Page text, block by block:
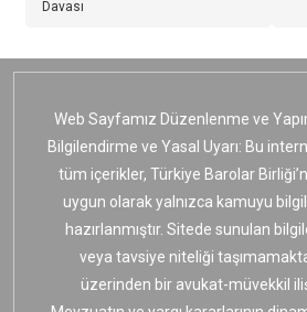
Davası
Web Sayfamız Düzenlenme ve
Bilgilendirme ve Yasal Uyarı: Bu
tüm içerikler, Türkiye Barolar
uygun olarak yalnızca kamuyu
hazırlanmıştır. Sitede sunulan
veya tavsiye niteliği
üzerinden bir avukat-müvekkil